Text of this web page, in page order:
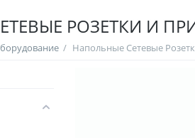
РОЗЕТКИ И
/